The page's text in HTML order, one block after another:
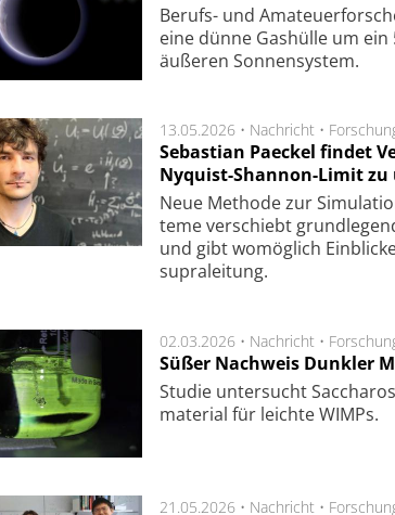
Berufs- und
eine dün­ne Gas­hül­le um
äu­ße­ren Son­nen­sys­tem.
13.05.2026 • Nachricht •
Sebastian Paeckel findet
Nyquist-Shannon-Limit zu
Neue Methode zur
te­me ver­schiebt
und gibt wo­mög­lich
supra­lei­tung.
02.03.2026 • Nachricht •
Süßer Nachweis Dunkler
Studie unter­sucht
ma­te­rial für leich­te WIMPs.
21.05.2026 • Nachricht •